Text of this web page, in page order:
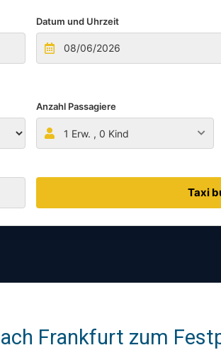
Datum und Uhrzeit
Anzahl Passagiere
1 Erw. , 0 Kind
Taxi
Frankfurt zum